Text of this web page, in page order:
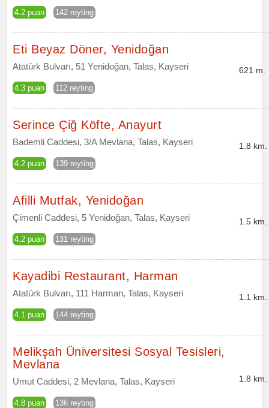
4.2 puan 142 reyting
Eti Beyaz Döner, Yenidoğan
Atatürk Bulvarı, 51 Yenidoğan, Talas, Kayseri
4.3 puan 112 reyting
621 m.
Serince Çiğ Köfte, Anayurt
Bademli Caddesi, 3/A Mevlana, Talas, Kayseri
4.2 puan 139 reyting
1.8 km.
Afilli Mutfak, Yenidoğan
Çimenli Caddesi, 5 Yenidoğan, Talas, Kayseri
4.2 puan 131 reyting
1.5 km.
Kayadibi Restaurant, Harman
Atatürk Bulvarı, 111 Harman, Talas, Kayseri
4.1 puan 144 reyting
1.1 km.
Melikşah Üniversitesi Sosyal Tesisleri,
Mevlana
Umut Caddesi, 2 Mevlana, Talas, Kayseri
4.8 puan 136 reyting
1.8 km.